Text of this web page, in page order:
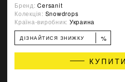
Бренд:Cersanit
Колекція: Snowdrops
Країна-виробник: Украина
ДІЗНАЙТИСЯ ЗНИЖКУ %
КУПИТИ